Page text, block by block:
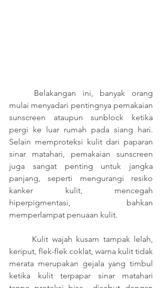
mulai menyadari pentingnya pemakaian
sunscreen ataupun sunblock ketika
pergi ke luar rumah pada siang hari.
Selain memproteksi kulit dari paparan
sinar matahari, pemakaian sunscreen
juga sangat penting untuk jangka
panjang, seperti mengurangi resiko
kanker kulit, mencegah
hiperpigmentasi, bahkan
memperlampat penuaan kulit.
keriput, flek-flek coklat, warna kulit tidak
merata merupakan gejala yang timbul
ketika kulit terpapar sinar matahari